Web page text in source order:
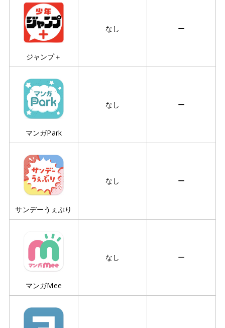
ジャンプ＋
なし ー
マンガPark
なし ー
サンデーうぇぶり
なし ー
マンガMee
なし ー